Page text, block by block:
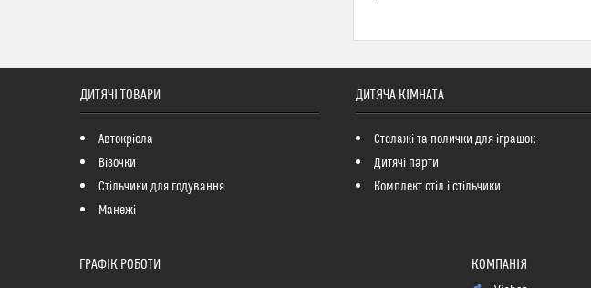
ДИТЯЧІ ТОВАРИ
Автокрісла
Візочки
Стільчики для годування
Манежі
ДИТЯЧА КІМНАТА
Стелажі та полички для іграшок
Дитячі парти
Комплект стіл і стільчики
ГРАФІК РОБОТИ